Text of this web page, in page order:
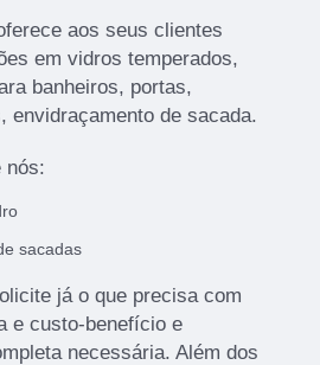
aos seus clientes
em vidros temperados,
banheiros, portas,
envidraçamento de sacada.
nós:
sacadas
já o que precisa com
e custo-benefício e
necessária. Além dos